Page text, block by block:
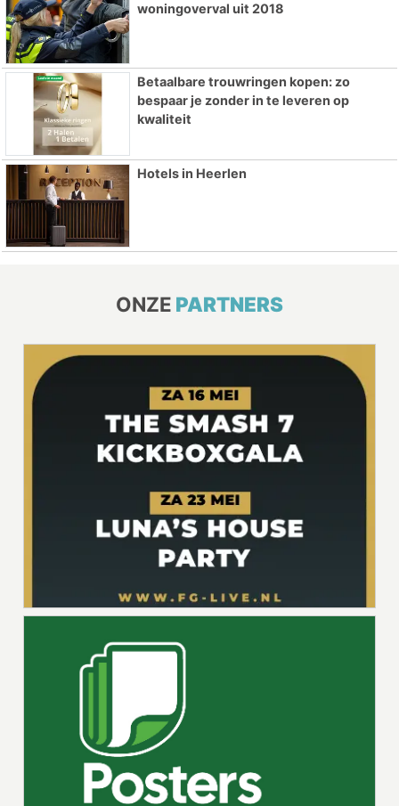
woningoverval uit 2018
Betaalbare trouwringen kopen: zo
bespaar je zonder in te leveren op
kwaliteit
Hotels in Heerlen
ONZE PARTNERS